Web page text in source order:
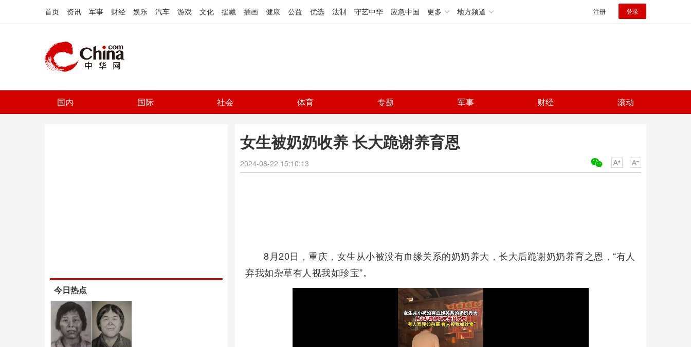
首页 资讯 军事 财经 娱乐 汽车 游戏 文化 援藏 插画 健康 公益 优选 法制 守艺中华 应急中国 更多 地方频道 注册 登录
国内 国际 社会 体育 专题 军事 财经 滚动
女生被奶奶收养 长大跪谢养育恩
2024-08-22 15:10:13
8月20日，重庆，女生从小被没有血缘关系的奶奶养大，长大后跪谢奶奶养育之恩，“有人
弃我如杂草有人视我如珍宝”。
今日热点